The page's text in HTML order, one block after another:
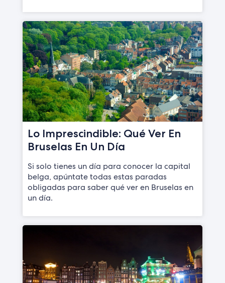
Lo Imprescindible: Qué Ver En
Bruselas En Un Día
Si solo tienes un día para conocer la capital
belga, apúntate todas estas paradas
obligadas para saber qué ver en Bruselas en
un día.